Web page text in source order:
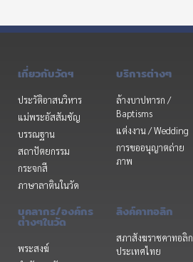
เกี่ยวกับวัดฯ
ประวัติอาสนวิหาร
แม่พระอัสสัมชัญ
บรรณฐาน
สถาปัตยกรรม
กระจกสี
ภาษาลาตินในวัด
บริการต่างๆ
ล้างบาปทารก /
Baptisms
แต่งงาน / Wedding
การขออนุญาตถ่าย
ภาพ
บุคลากร/องค์กร
ต่างๆในวัด
พระสงฆ์
ลิงค์คาทอลิก
สภาสังฆราชคาทอลิก
ประเทศไทย